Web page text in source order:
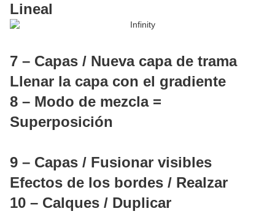
Lineal
7 – Capas / Nueva capa de trama
Llenar la capa con el gradiente
8 – Modo de mezcla =
Superposición
9 – Capas / Fusionar visibles
Efectos de los bordes / Realzar
10 – Calques / Duplicar